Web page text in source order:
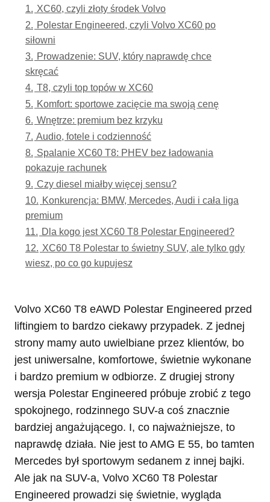
1. XC60, czyli złoty środek Volvo
2. Polestar Engineered, czyli Volvo XC60 po
siłowni
3. Prowadzenie: SUV, który naprawdę chce
skręcać
4. T8, czyli top topów w XC60
5. Komfort: sportowe zacięcie ma swoją cenę
6. Wnętrze: premium bez krzyku
7. Audio, fotele i codzienność
8. Spalanie XC60 T8: PHEV bez ładowania
pokazuje rachunek
9. Czy diesel miałby więcej sensu?
10. Konkurencja: BMW, Mercedes, Audi i cała liga
premium
11. Dla kogo jest XC60 T8 Polestar Engineered?
12. XC60 T8 Polestar to świetny SUV, ale tylko gdy
wiesz, po co go kupujesz
Volvo XC60 T8 eAWD Polestar Engineered przed
liftingiem to bardzo ciekawy przypadek. Z jednej
strony mamy auto uwielbiane przez klientów, bo
jest uniwersalne, komfortowe, świetnie wykonane
i bardzo premium w odbiorze. Z drugiej strony
wersja Polestar Engineered próbuje zrobić z tego
spokojnego, rodzinnego SUV-a coś znacznie
bardziej angażującego. I, co najważniejsze, to
naprawdę działa. Nie jest to AMG E 55, bo tamten
Mercedes był sportowym sedanem z innej bajki.
Ale jak na SUV-a, Volvo XC60 T8 Polestar
Engineered prowadzi się świetnie, wygląda